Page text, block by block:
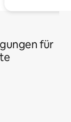
für